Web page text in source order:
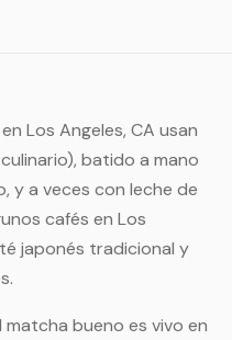
Los Angeles, CA usan
batido a mano
y a veces con leche de
cafés en Los
japonés tradicional y
matcha bueno es vivo en